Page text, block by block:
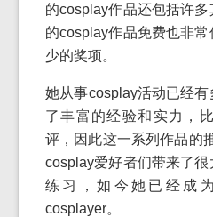
的cosplay作品还包括许
的cosplay作品免费也非
少的奖项。
她从事cosplay活动已经
了丰富的经验和实力，
评，因此这一系列作品的
cosplay爱好者们带来了
练习，如今她已经成
cosplayer。